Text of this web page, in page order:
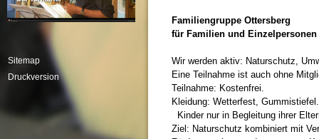
Sitemap
Druckversion
Familiengruppe Ottersberg
für Familien und Einzelpersonen
Wir werden aktiv: Naturschutz,
Eine Teilnahme ist auch ohne
Teilnahme: Kostenfrei.
Kleidung: Wetterfest, Gummistiefel.
Kinder nur in Begleitung ihrer
Ziel: Naturschutz kombiniert mit